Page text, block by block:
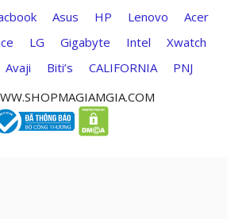
Asus HP Lenovo
Acer
LG Gigabyte Intel
Xwatch
Avaji Biti’s CALIFORNIA
PNJ